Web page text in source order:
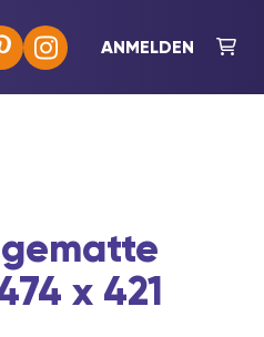
ANMELDEN
x 421